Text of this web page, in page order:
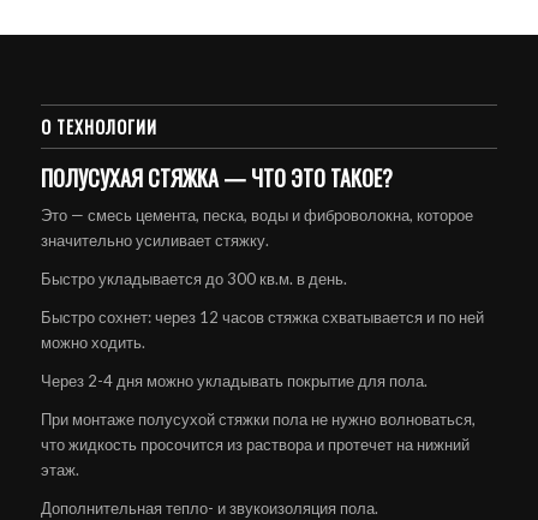
О ТЕХНОЛОГИИ
ПОЛУСУХАЯ СТЯЖКА — ЧТО ЭТО ТАКОЕ?
Это — смесь цемента, песка, воды и фиброволокна, которое
значительно усиливает стяжку.
Быстро укладывается до 300 кв.м. в день.
Быстро сохнет: через 12 часов стяжка схватывается и по ней
можно ходить.
Через 2-4 дня можно укладывать покрытие для пола.
При монтаже полусухой стяжки пола не нужно волноваться,
что жидкость просочится из раствора и протечет на нижний
этаж.
Дополнительная тепло- и звукоизоляция пола.